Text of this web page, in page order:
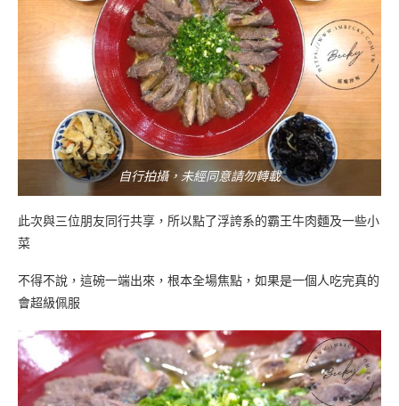
自行拍攝，未經同意請勿轉載
此次與三位朋友同行共享，所以點了浮誇系的霸王牛肉麵及一些小
菜
不得不說，這碗一端出來，根本全場焦點，如果是一個人吃完真的
會超級佩服